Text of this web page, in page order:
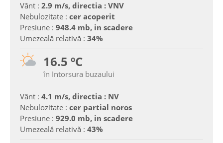
Vânt : 2.9 m/s, directia : VNV
Nebulozitate : cer acoperit
Presiune : 948.4 mb, in scadere
Umezeală relativă : 34%
16.5 ºC
în Intorsura buzaului
Vânt : 4.1 m/s, directia : NV
Nebulozitate : cer partial noros
Presiune : 929.0 mb, in scadere
Umezeală relativă : 43%